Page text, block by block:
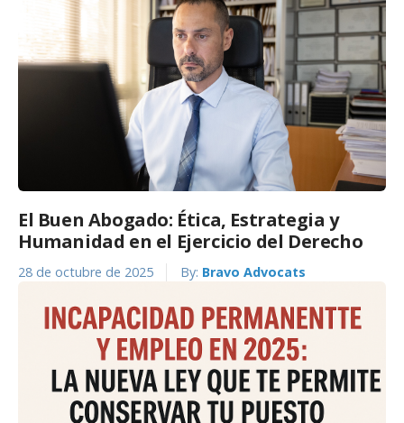
El Buen Abogado: Ética, Estrategia y
Humanidad en el Ejercicio del Derecho
28 de octubre de 2025 By: Bravo Advocats